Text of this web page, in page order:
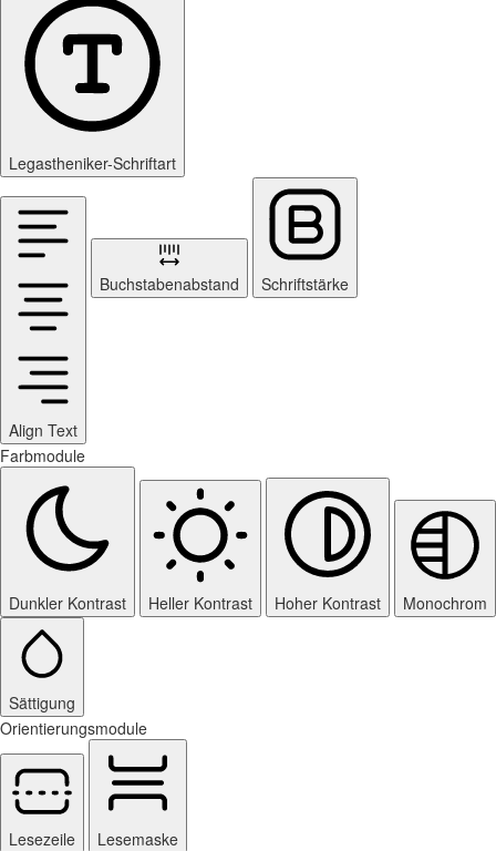
Legastheniker-Schriftart
Align Text
Buchstabenabstand Schriftstärke
Farbmodule
Dunkler Kontrast Heller Kontrast Hoher Kontrast Monochrom
Sättigung
Orientierungsmodule
Lesezeile
Lesemaske